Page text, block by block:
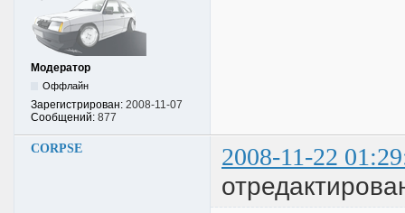
Модератор
Оффлайн
Зарегистрирован: 2008-11-07
Сообщений: 877
CORPSE 2008-11-22